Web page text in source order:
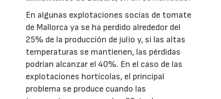
En algunas explotaciones socias de tomate
de Mallorca ya se ha perdido alrededor del
25% de la producción de julio y, si las altas
temperaturas se mantienen, las pérdidas
podrían alcanzar el 40%. En el caso de las
explotaciones hortícolas, el principal
problema se produce cuando las